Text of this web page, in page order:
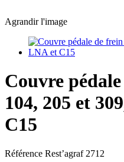
Agrandir l'image
Couvre
104, 205 et
C15
Référence Rest’agraf 2712